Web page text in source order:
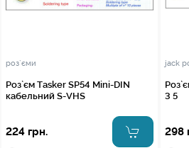
роз`єми
Роз`єм Tasker SP54 Mini-DIN
кабельний S-VHS
224 грн.
jack
3 5
298